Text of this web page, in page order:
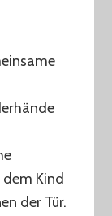
Kind
der Tür.